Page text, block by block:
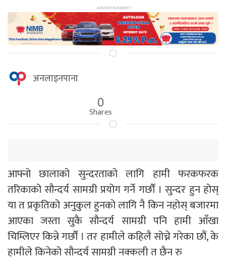
अनलाइनपाना
0
Shares
आफ्नो छालाको सुन्दरताको लागि हामी फरकफरक
तरिकाको सौन्दर्य सामग्री प्रयोग गर्ने गर्छौं । सुन्दर हुन होस्
या त प्रकृतिको अनुकुल हुनको लागि नै किन नहोस् बजारमा
आएका जस्ता सुकै सौन्दर्य सामग्री पनि हामी आँखा
चिम्लिएर किन्ने गर्छौं । तर हामीले कहिलै सोच्ने गरेका छौं, के
हामीले किनेको सौन्दर्य सामग्री नक्कली त छैन रु